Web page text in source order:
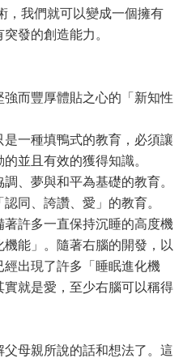
，我們就可以變成一個擁有
發的創造能力。
而豐厚體貼之心的「新知性
一種填鴨式的教育，必須讓
並且有效的獲得知識。
夢與和平為基礎的教育。
同、誇讚、愛」的教育。
許多一直保持沉睡的高度機
能」。隨著右腦的開發，以
出現了許多「睡眠進化機
就是愛，至少右腦可以稱得
母親所說的話和想法了。這